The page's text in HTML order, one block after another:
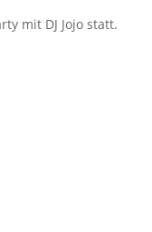
mit DJ Jojo statt.